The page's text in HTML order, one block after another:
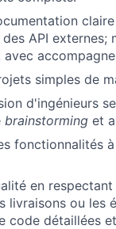
API
simples de
d'ingénieurs
brainstorming et
fonctionnalités
en
livraisons ou les
code détaillées